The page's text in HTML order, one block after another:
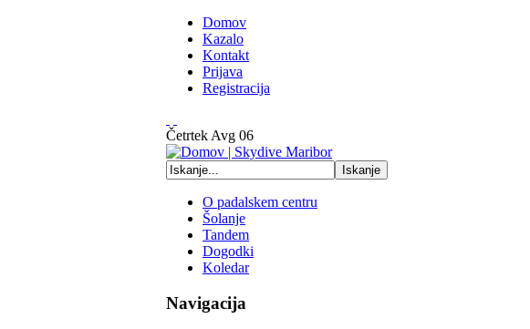
Domov
Kazalo
Kontakt
Prijava
Registracija
Četrtek Avg 06
O padalskem centru
Šolanje
Tandem
Dogodki
Koledar
Navigacija